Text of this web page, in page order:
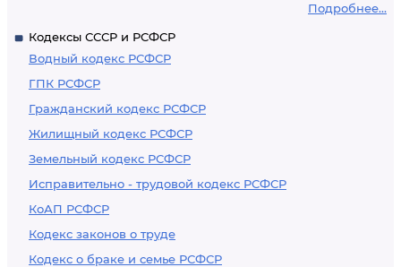
Подробнее...
Кодексы СССР и РСФСР
Водный кодекс РСФСР
ГПК РСФСР
Гражданский кодекс РСФСР
Жилищный кодекс РСФСР
Земельный кодекс РСФСР
Исправительно - трудовой кодекс РСФСР
КоАП РСФСР
Кодекс законов о труде
Кодекс о браке и семье РСФСР